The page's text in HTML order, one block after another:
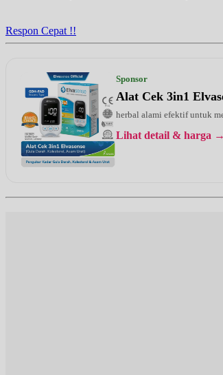
Respon Cepat !!
Sponsor
Alat Cek 3in1
herbal alami efektif untuk
Lihat detail & harga →